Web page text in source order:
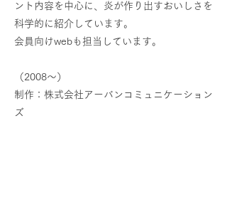
ント内容を中心に、炎が作り出すおいしさを
科学的に紹介しています。
会員向けwebも担当しています。
（2008〜）
制作：株式会社アーバンコミュニケーション
ズ